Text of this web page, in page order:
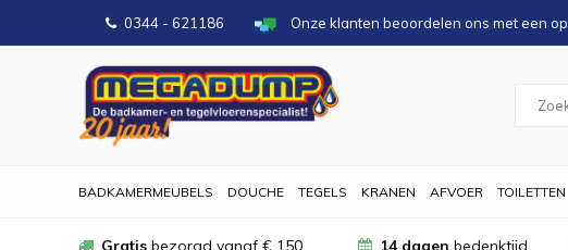
0344 - 621186 Onze klanten beoordelen ons met een op
BADKAMERMEUBELS DOUCHE TEGELS KRANEN AFVOER TOILETTEN
Gratis bezorgd vanaf € 150 14 dagen bedenktijd